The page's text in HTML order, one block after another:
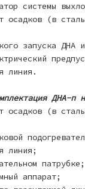
системы
осадков (в
запуска ДНА
линия.
ДНА-п
осадков (в
линия;
патрубке;
аппарат;